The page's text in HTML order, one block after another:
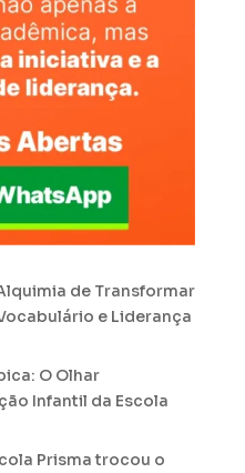
de Transformar
e Liderança
O Olhar
Infantil da Escola
Prisma trocou o